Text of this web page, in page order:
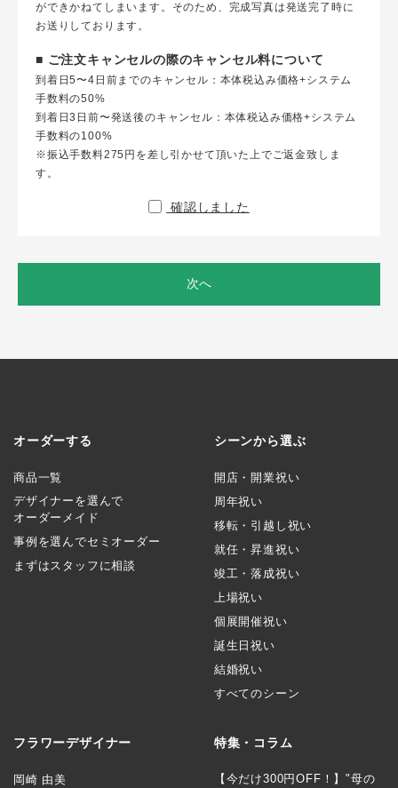
ができかねてしまいます。そのため、完成写真は発送完了時に
お送りしております。
■ ご注文キャンセルの際のキャンセル料について
到着日5〜4日前までのキャンセル：本体税込み価格+システム
手数料の50%
到着日3日前〜発送後のキャンセル：本体税込み価格+システム
手数料の100%
※振込手数料275円を差し引かせて頂いた上でご返金致しま
す。
確認しました
次へ
オーダーする
商品一覧
デザイナーを選んで
オーダーメイド
事例を選んでセミオーダー
まずはスタッフに相談
シーンから選ぶ
開店・開業祝い
周年祝い
移転・引越し祝い
就任・昇進祝い
竣工・落成祝い
上場祝い
個展開催祝い
誕生日祝い
結婚祝い
すべてのシーン
フラワーデザイナー
岡崎 由美
特集・コラム
【今だけ300円OFF！】"母の